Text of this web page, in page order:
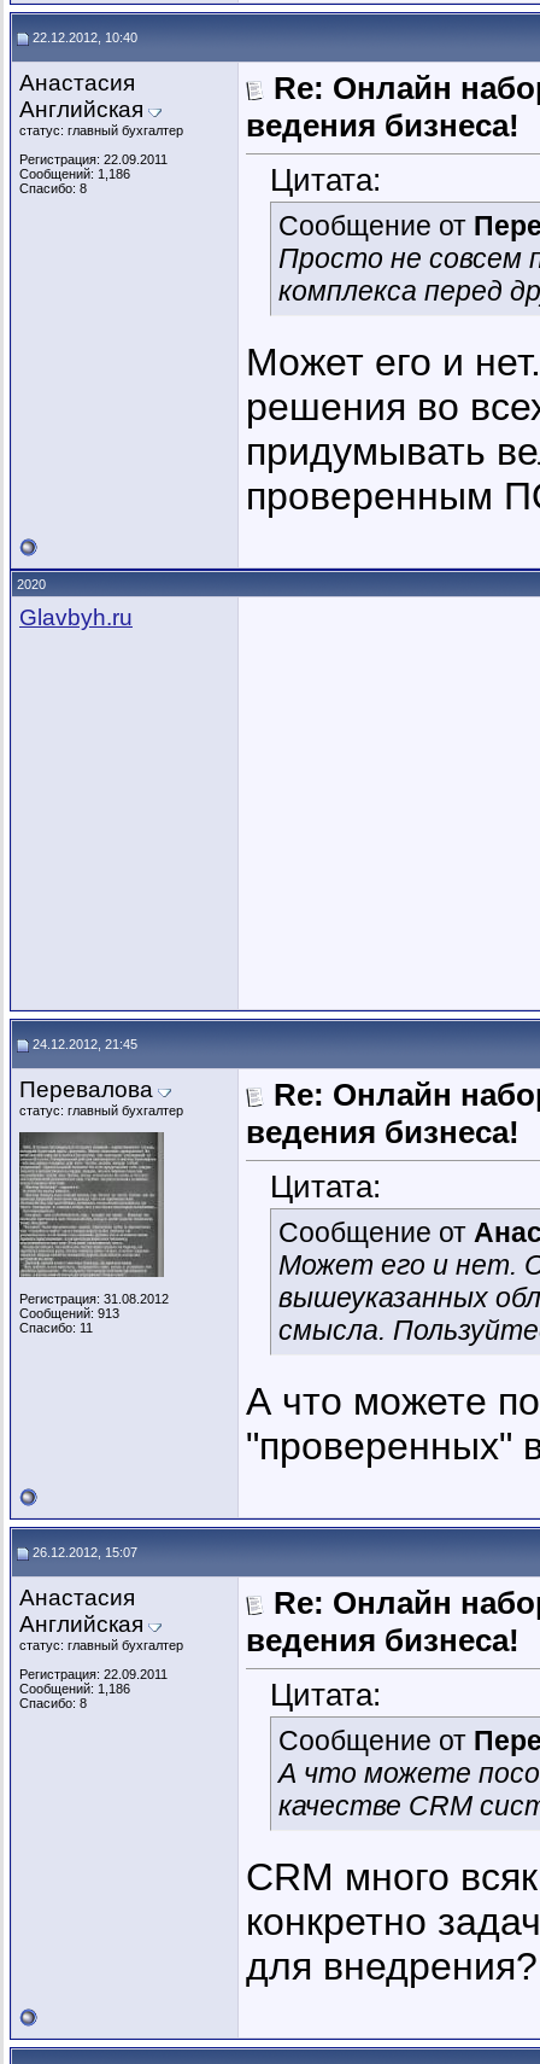
22.12.2012, 10:40
Анастасия
Английская
статус: главный бухгалтер
Регистрация: 22.09.2011
Сообщений: 1,186
Спасибо: 8
Re: Онлайн
ведения бизнеса!
Цитата:
Сообщение от
Просто не совсем
комплекса перед
Может его и
решения во
придумывать
проверенным
2020
Glavbyh.ru
24.12.2012, 21:45
Перевалова
статус: главный бухгалтер
Регистрация: 31.08.2012
Сообщений: 913
Спасибо: 11
Re: Онлайн
ведения бизнеса!
Цитата:
Сообщение от
Может его и нет.
вышеуказанных
смысла.
А что можете
"проверенных"
26.12.2012, 15:07
Анастасия
Английская
статус: главный бухгалтер
Регистрация: 22.09.2011
Сообщений: 1,186
Спасибо: 8
Re: Онлайн
ведения бизнеса!
Цитата:
Сообщение от
А что можете
качестве CRM
CRM много
конкретно
для внедрения?